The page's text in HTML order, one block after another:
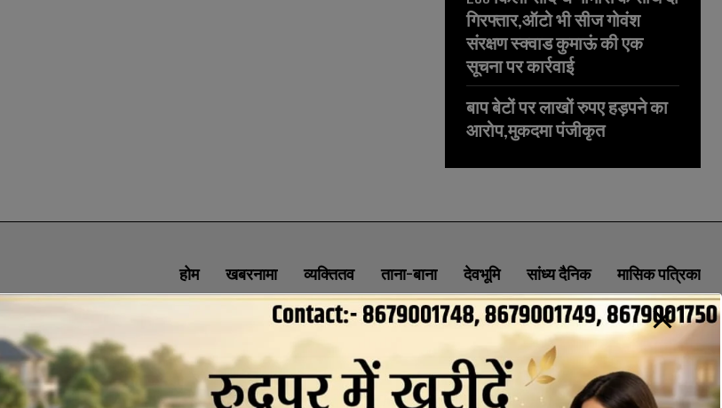
गिरफ्तार,ऑटो भी सीज गोवंश
संरक्षण स्क्वाड कुमाऊं की एक
सूचना पर कार्रवाई
बाप बेटों पर लाखों रुपए हड़पने का
आरोप,मुकदमा पंजीकृत
होम खबरनामा व्यक्तितव ताना-बाना देवभूमि सांध्य दैनिक मासिक पत्रिका
ABOUT CONTACT PRIVACY POLICY NEWSLETTER